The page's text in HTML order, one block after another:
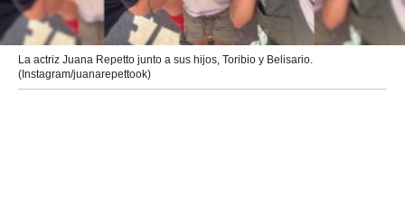
La actriz Juana Repetto junto a sus hijos, Toribio y Belisario.
(Instagram/juanarepettook)